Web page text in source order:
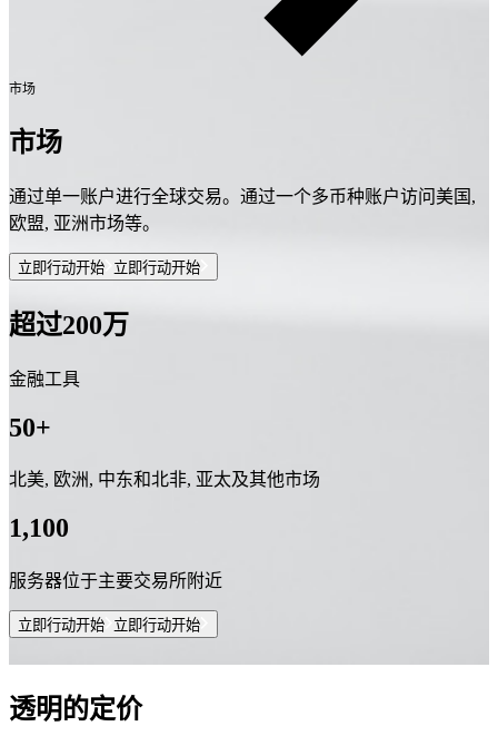
市场
市场
通过单一账户进行全球交易。通过一个多币种账户访问美国,
欧盟, 亚洲市场等。
立即行动开始 立即行动开始
超过200万
金融工具
50+
北美, 欧洲, 中东和北非, 亚太及其他市场
1,100
服务器位于主要交易所附近
立即行动开始 立即行动开始
透明的定价